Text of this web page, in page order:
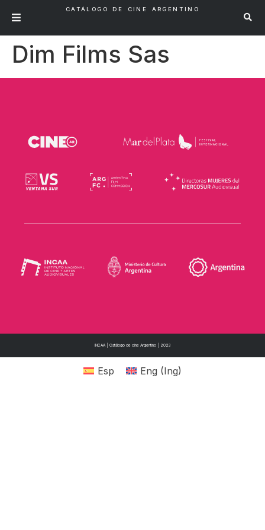
CATÁLOGO DE CINE ARGENTINO
Dim Films Sas
INCAA | Catálogo de cine Argentino | 2023
Esp Eng (Ing)